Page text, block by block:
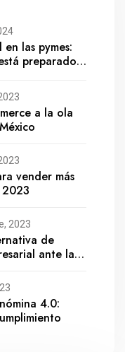
las pymes:
preparado
a la ola
vender más
2023
2023
de
ante la
4.0: